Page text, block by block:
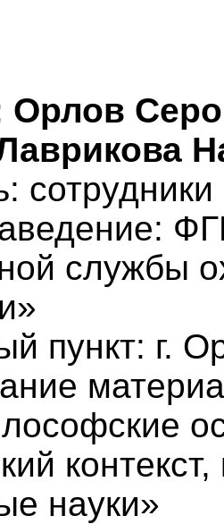
Орлов
cотрудники
службы
пункт: г.
науки»